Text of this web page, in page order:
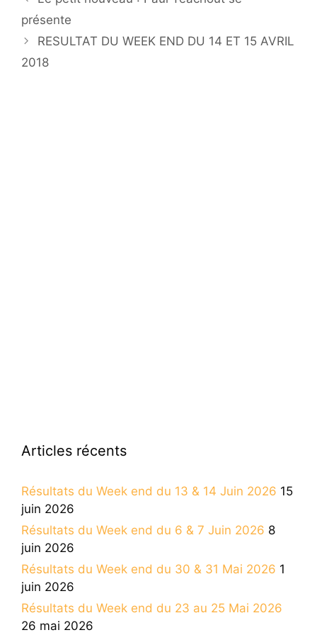
présente
RESULTAT DU WEEK END DU 14 ET 15 AVRIL
2018
Articles récents
Résultats du Week end du 13 & 14 Juin 2026 15
juin 2026
Résultats du Week end du 6 & 7 Juin 2026 8
juin 2026
Résultats du Week end du 30 & 31 Mai 2026 1
juin 2026
Résultats du Week end du 23 au 25 Mai 2026
26 mai 2026